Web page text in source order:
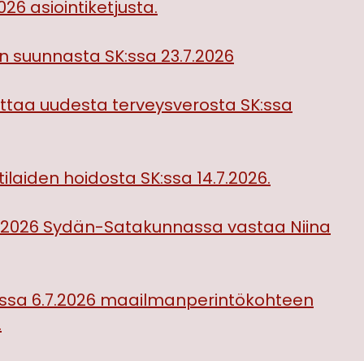
asiointiketjusta.
suunnasta SK:ssa 23.7.2026
uudesta terveysverosta SK:ssa
hoidosta SK:ssa 14.7.2026.
Sydän-Satakunnassa vastaa Niina
6.7.2026 maailmanperintökohteen